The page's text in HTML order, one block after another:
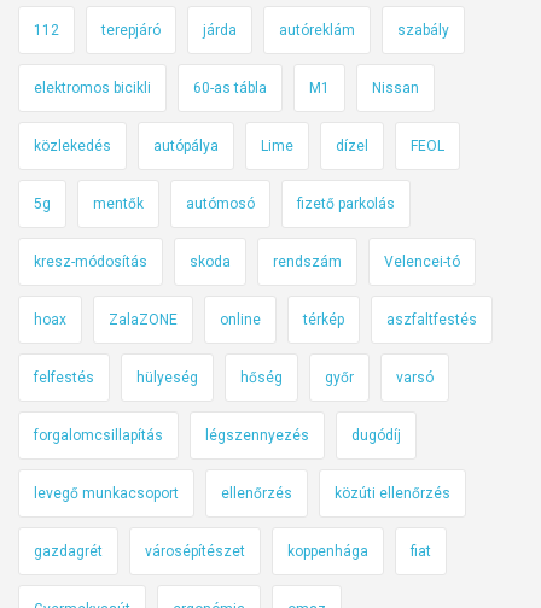
112 terepjáró járda autóreklám szabály
elektromos bicikli 60-as tábla M1 Nissan
közlekedés autópálya Lime dízel FEOL
5g mentők autómosó fizető parkolás
kresz-módosítás skoda rendszám Velencei-tó
hoax ZalaZONE online térkép aszfaltfestés
felfestés hülyeség hőség győr varsó
forgalomcsillapítás légszennyezés dugódíj
levegő munkacsoport ellenőrzés közúti ellenőrzés
gazdagrét városépítészet koppenhága fiat